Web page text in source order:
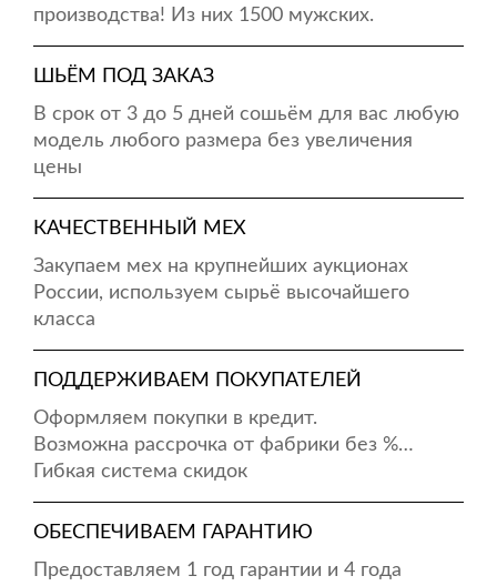
производства! Из них 1500 мужских.
ШЬЁМ ПОД ЗАКАЗ
В срок от 3 до 5 дней сошьём для вас любую
модель любого размера без увеличения
цены
КАЧЕСТВЕННЫЙ МЕХ
Закупаем мех на крупнейших аукционах
России, используем сырьё высочайшего
класса
ПОДДЕРЖИВАЕМ ПОКУПАТЕЛЕЙ
Оформляем покупки в кредит.
Возможна рассрочка от фабрики без %…
Гибкая система скидок
ОБЕСПЕЧИВАЕМ ГАРАНТИЮ
Предоставляем 1 год гарантии и 4 года